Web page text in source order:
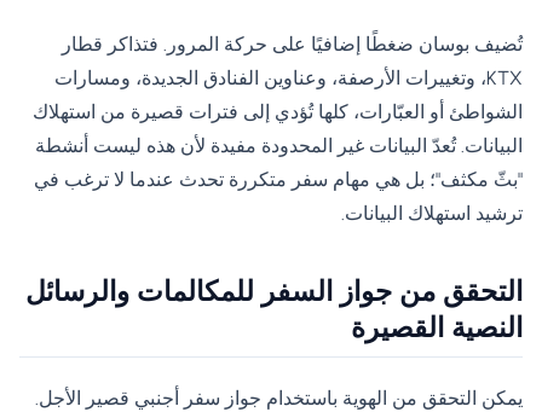
تُضيف بوسان ضغطًا إضافيًا على حركة المرور. فتذاكر قطار
KTX، وتغييرات الأرصفة، وعناوين الفنادق الجديدة، ومسارات
الشواطئ أو العبّارات، كلها تُؤدي إلى فترات قصيرة من استهلاك
البيانات. تُعدّ البيانات غير المحدودة مفيدة لأن هذه ليست أنشطة
"بثّ مكثف"؛ بل هي مهام سفر متكررة تحدث عندما لا ترغب في
ترشيد استهلاك البيانات.
التحقق من جواز السفر للمكالمات والرسائل
النصية القصيرة
يمكن التحقق من الهوية باستخدام جواز سفر أجنبي قصير الأجل.